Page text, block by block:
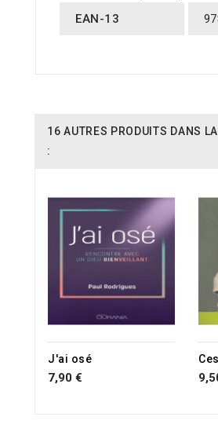
EAN-13
16 AUTRES PRODUITS DANS
:
J'ai osé
7,90 €